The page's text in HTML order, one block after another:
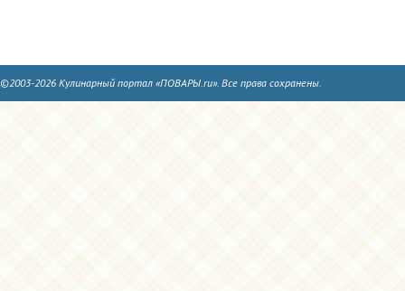
©2003-2026 Кулинарный портал «ПОВАРЫ.ru». Все права сохранены.